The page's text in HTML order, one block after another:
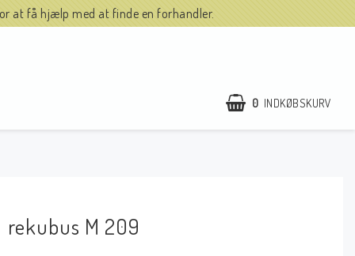
at få hjælp med at finde en forhandler.
0 INDKØBSKURV
rekubus M 209